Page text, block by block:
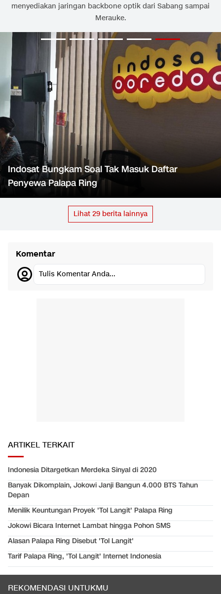
menyediakan jaringan backbone optik dari Sabang sampai
Merauke.
Indosat Bungkam Soal Tak Masuk Daftar
Penyewa Palapa Ring
Lihat 29 berita lainnya
Komentar
Tulis Komentar Anda...
ARTIKEL TERKAIT
Indonesia Ditargetkan Merdeka Sinyal di 2020
Banyak Dikomplain, Jokowi Janji Bangun 4.000 BTS Tahun
Depan
Menilik Keuntungan Proyek 'Tol Langit' Palapa Ring
Jokowi Bicara Internet Lambat hingga Pohon SMS
Alasan Palapa Ring Disebut 'Tol Langit'
Tarif Palapa Ring, 'Tol Langit' Internet Indonesia
REKOMENDASI UNTUKMU